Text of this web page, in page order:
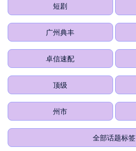
短剧
广州典丰
卓信速配
顶级
州市
全部话题标签